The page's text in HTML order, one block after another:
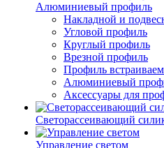
Алюминиевый профиль
Накладной и
Угловой профиль
Круглый профиль
Врезной профиль
Профиль
Алюминиевый
Аксессуары для
Светорассеивающий
Управление светом